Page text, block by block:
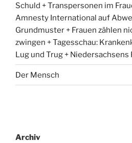
Schuld + Transpersonen im
Amnesty International auf
Grundmuster + Frauen zählen
zwingen + Tagesschau:
Lug und Trug + Niedersachsens
Der Mensch
Archiv